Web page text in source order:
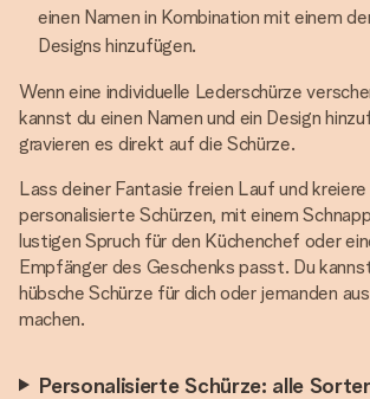
einen Namen in Kombination mit einem
Designs hinzufügen.
Wenn eine individuelle Lederschürze
kannst du einen Namen und ein Design
gravieren es direkt auf die Schürze.
Lass deiner Fantasie freien Lauf und
personalisierte Schürzen, mit einem
lustigen Spruch für den Küchenchef oder
Empfänger des Geschenks passt. Du
hübsche Schürze für dich oder jemanden
machen.
Personalisierte Schürze: alle